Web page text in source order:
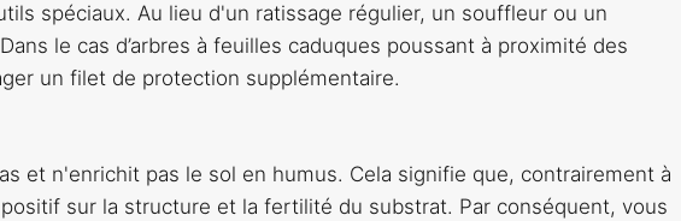
spéciaux. Au lieu d'un ratissage régulier, un souffleur ou un
le cas d’arbres à feuilles caduques poussant à proximité des
un filet de protection supplémentaire.
et n'enrichit pas le sol en humus. Cela signifie que, contrairement à
positif sur la structure et la fertilité du substrat. Par conséquent, vous